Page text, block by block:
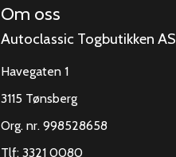
Om oss
Autoclassic Togbutikken AS
Havegaten 1
3115 Tønsberg
Org. nr. 998528658
Tlf: 3321 0080